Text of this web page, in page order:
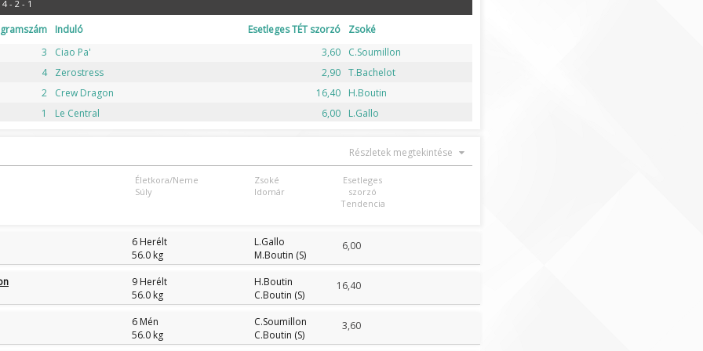
- 2 - 1
Induló Esetleges TÉT szorzó
Zsoké
3 Ciao Pa' 3,60
C.Soumillon
4 Zerostress 2,90 T.Bachelot
2 Crew Dragon 16,40
H.Boutin
1 Le Central 6,00 L.Gallo
Részletek megtekintése
Életkora/Neme
Súly
Zsoké
Idomár
Esetleges
szorzó
Tendencia
6 Herélt
56.0 kg
L.Gallo
M.Boutin (S)
6,00
9 Herélt
56.0 kg
H.Boutin
C.Boutin (S)
16,40
6 Mén
56.0 kg
C.Soumillon
C.Boutin (S)
3,60